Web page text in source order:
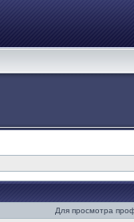
Для просмотра